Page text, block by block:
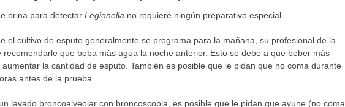
orina para detectar Legionella no requiere ningún preparativo especial.
el cultivo de esputo generalmente se programa para la mañana, su profesional de la
recomendarle que beba más agua la noche anterior. Esto se debe a que beber más
la cantidad de esputo. También es posible que le pidan que no coma durante
antes de la prueba.
lavado broncoalveolar con broncoscopia, es posible que le pidan que ayune (no coma